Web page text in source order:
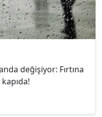
değişiyor: Fırtına